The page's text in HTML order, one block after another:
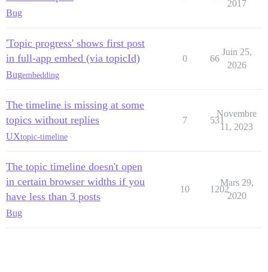
Bug
2017
'Topic progress' shows first post
in full-app embed (via topicId)
Bugembedding
0 66
Juin 25,
2026
The timeline is missing at some
topics without replies
UXtopic-timeline
7 531
Novembre
11, 2023
The topic timeline doesn't open
in certain browser widths if you
have less than 3 posts
Bug
10 1202
Mars 29,
2020